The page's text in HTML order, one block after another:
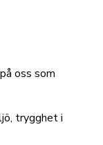
oss som
trygghet i